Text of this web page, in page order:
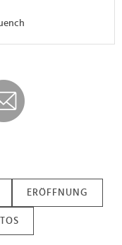
ERÖFFNUNG